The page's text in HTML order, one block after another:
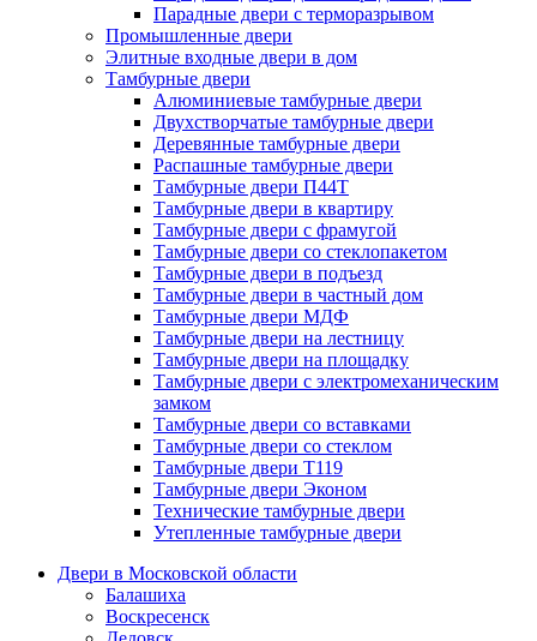
Парадные двери с терморазрывом
Промышленные двери
Элитные входные двери в дом
Тамбурные двери
Алюминиевые тамбурные двери
Двухстворчатые тамбурные двери
Деревянные тамбурные двери
Распашные тамбурные двери
Тамбурные двери П44Т
Тамбурные двери в квартиру
Тамбурные двери с фрамугой
Тамбурные двери со стеклопакетом
Тамбурные двери в подъезд
Тамбурные двери в частный дом
Тамбурные двери МДФ
Тамбурные двери на лестницу
Тамбурные двери на площадку
Тамбурные двери с электромеханическим
замком
Тамбурные двери со вставками
Тамбурные двери со стеклом
Тамбурные двери Т119
Тамбурные двери Эконом
Технические тамбурные двери
Утепленные тамбурные двери
Двери в Московской области
Балашиха
Воскресенск